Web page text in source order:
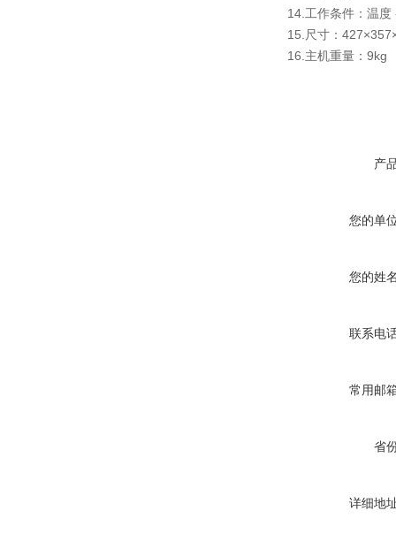
14.工作条件：温
15.尺寸：
16.主机重量：9kg
产
您的单
您的姓
联系电
常用邮
省
详细地